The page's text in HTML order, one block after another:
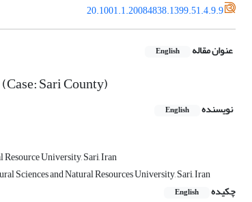
20.1001.1.20084838.1399.51.4.9.9
عنوان مقاله English
Sari County)
نویسنده English
University, Sari, Iran
Sciences and Natural Resources University, Sari, Iran
چکیده
English